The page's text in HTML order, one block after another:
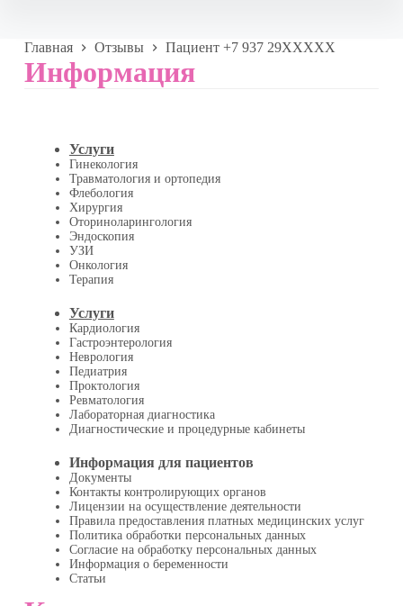
Главная Отзывы Пациент +7 937 29XXXXX
Информация
Услуги
Гинекология
Травматология и ортопедия
Флебология
Хирургия
Оториноларингология
Эндоскопия
УЗИ
Онкология
Терапия
Услуги
Кардиология
Гастроэнтерология
Неврология
Педиатрия
Проктология
Ревматология
Лабораторная диагностика
Диагностические и процедурные кабинеты
Информация для пациентов
Документы
Контакты контролирующих органов
Лицензии на осуществление деятельности
Правила предоставления платных медицинских услуг
Политика обработки персональных данных
Согласие на обработку персональных данных
Информация о беременности
Статьи